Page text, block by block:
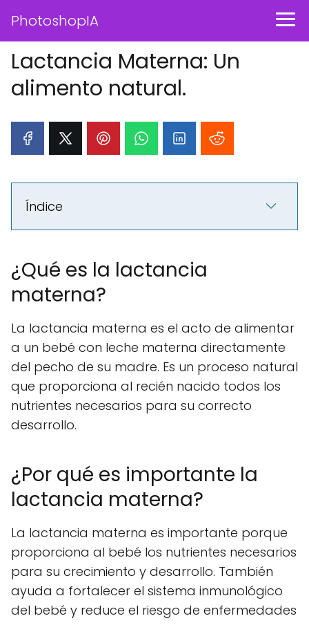
PhotoshopIA
Lactancia Materna: Un
alimento natural.
Índice
¿Qué es la lactancia
materna?
La lactancia materna es el acto de alimentar
a un bebé con leche materna directamente
del pecho de su madre. Es un proceso natural
que proporciona al recién nacido todos los
nutrientes necesarios para su correcto
desarrollo.
¿Por qué es importante la
lactancia materna?
La lactancia materna es importante porque
proporciona al bebé los nutrientes necesarios
para su crecimiento y desarrollo. También
ayuda a fortalecer el sistema inmunológico
del bebé y reduce el riesgo de enfermedades